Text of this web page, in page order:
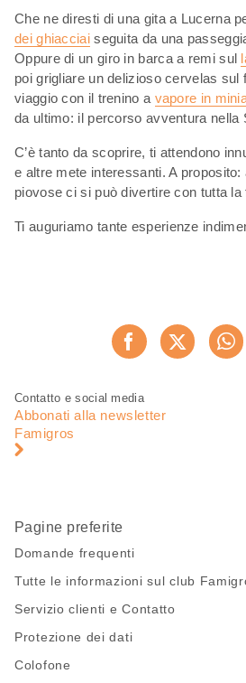
Che ne diresti di una gita a Lucerna
dei ghiacciaiseguita da una
Oppure di un giro in barca a remi sul
poi grigliare un delizioso cervelas sul
viaggio con il trenino a vapore in
da ultimo: il percorso avventura nella
C’è tanto da scoprire, ti attendono
e altre mete interessanti. A
piovose ci si può divertire con tutta la
Ti auguriamo tante esperienze
Piè
pagina
Navigazione
pagina
Contatto e social media
Abbonati alla newsletter
Famigros
Pagine preferite
Domande frequenti
Tutte le informazioni sul club
Servizio clienti e Contatto
Protezione dei dati
Colofone